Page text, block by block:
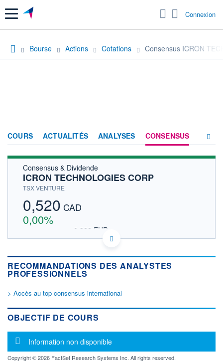
Menu Connexion
Bourse Actions Cotations Consensus ICRON
COURS ACTUALITÉS ANALYSES CONSENSUS
Consensus & Dividende
ICRON TECHNOLOGIES CORP
TSX VENTURE
0,520 CAD
0,00%
0,322 EUR
DONNÉES TEMPS DIFFÉRÉ
Politique d'exécution
Cotation sur les autres places
OUVERTURE CLÔTURE VEILLE
0,000
0
VALORISATION DERNIER ÉCHANGE
RECOMMANDATIONS DES ANALYSTES
PROFESSIONNELS
> Accès au top consensus international
OBJECTIF DE COURS
Message d'information
Information non disponible
Copyright © 2026 FactSet Research Systems Inc. All rights reserved.